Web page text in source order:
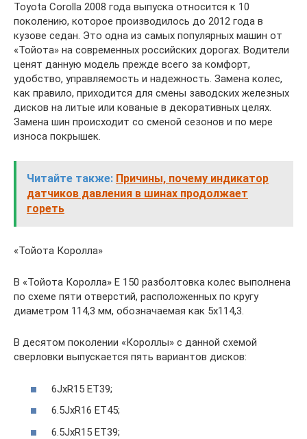
Toyota Corolla 2008 года выпуска относится к 10
поколению, которое производилось до 2012 года в
кузове седан. Это одна из самых популярных машин от
«Тойота» на современных российских дорогах. Водители
ценят данную модель прежде всего за комфорт,
удобство, управляемость и надежность. Замена колес,
как правило, приходится для смены заводских железных
дисков на литые или кованые в декоративных целях.
Замена шин происходит со сменой сезонов и по мере
износа покрышек.
Читайте также: Причины, почему индикатор
датчиков давления в шинах продолжает
гореть
«Тойота Королла»
В «Тойота Королла» Е 150 разболтовка колес выполнена
по схеме пяти отверстий, расположенных по кругу
диаметром 114,3 мм, обозначаемая как 5х114,3.
В десятом поколении «Короллы» с данной схемой
сверловки выпускается пять вариантов дисков:
6JxR15 ET39;
6.5JxR16 ET45;
6.5JxR15 ET39;